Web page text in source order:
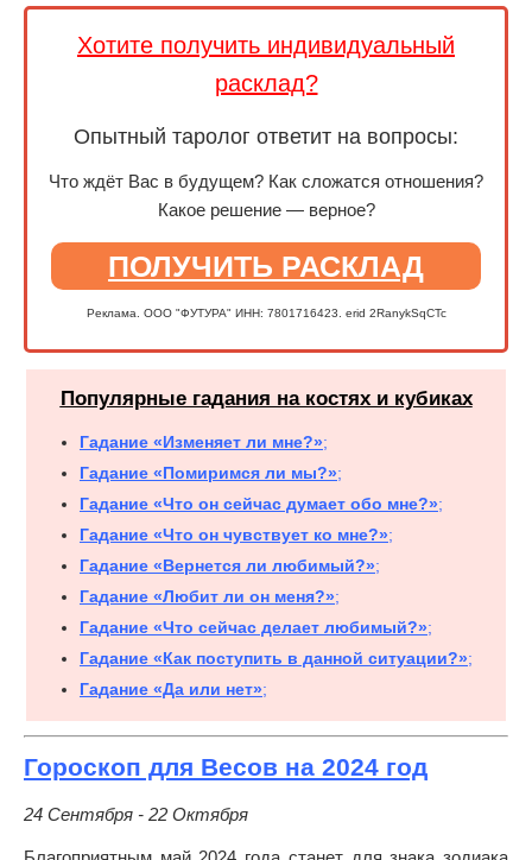
Хотите получить индивидуальный
расклад?
Опытный таролог ответит на вопросы:
Что ждёт Вас в будущем? Как сложатся отношения?
Какое решение — верное?
ПОЛУЧИТЬ РАСКЛАД
Реклама. ООО "ФУТУРА" ИНН: 7801716423. erid 2RanykSqCTc
Популярные гадания на костях и кубиках
Гадание «Изменяет ли мне?»;
Гадание «Помиримся ли мы?»;
Гадание «Что он сейчас думает обо мне?»;
Гадание «Что он чувствует ко мне?»;
Гадание «Вернется ли любимый?»;
Гадание «Любит ли он меня?»;
Гадание «Что сейчас делает любимый?»;
Гадание «Как поступить в данной ситуации?»;
Гадание «Да или нет»;
Гороскоп для Весов на 2024 год
24 Сентября - 22 Октября